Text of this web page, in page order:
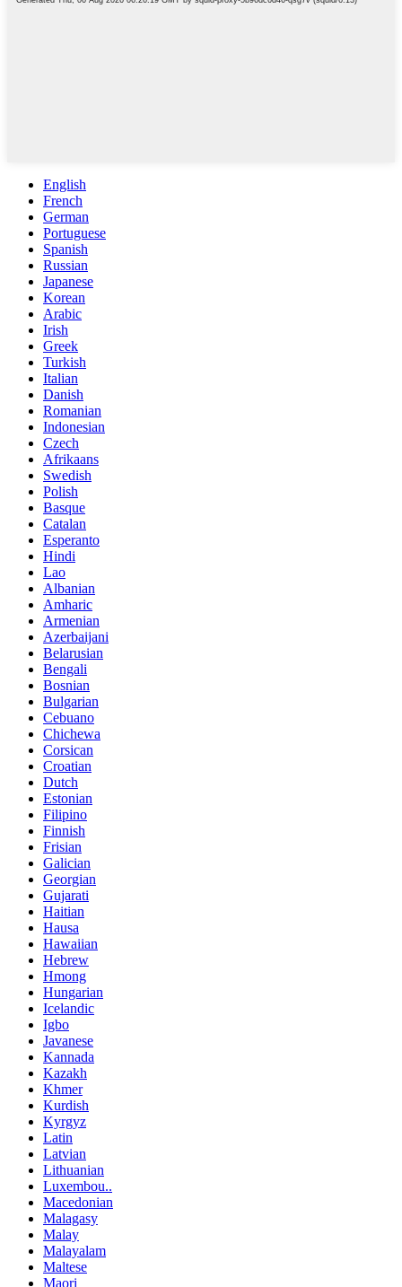
English
French
German
Portuguese
Spanish
Russian
Japanese
Korean
Arabic
Irish
Greek
Turkish
Italian
Danish
Romanian
Indonesian
Czech
Afrikaans
Swedish
Polish
Basque
Catalan
Esperanto
Hindi
Lao
Albanian
Amharic
Armenian
Azerbaijani
Belarusian
Bengali
Bosnian
Bulgarian
Cebuano
Chichewa
Corsican
Croatian
Dutch
Estonian
Filipino
Finnish
Frisian
Galician
Georgian
Gujarati
Haitian
Hausa
Hawaiian
Hebrew
Hmong
Hungarian
Icelandic
Igbo
Javanese
Kannada
Kazakh
Khmer
Kurdish
Kyrgyz
Latin
Latvian
Lithuanian
Luxembou..
Macedonian
Malagasy
Malay
Malayalam
Maltese
Maori